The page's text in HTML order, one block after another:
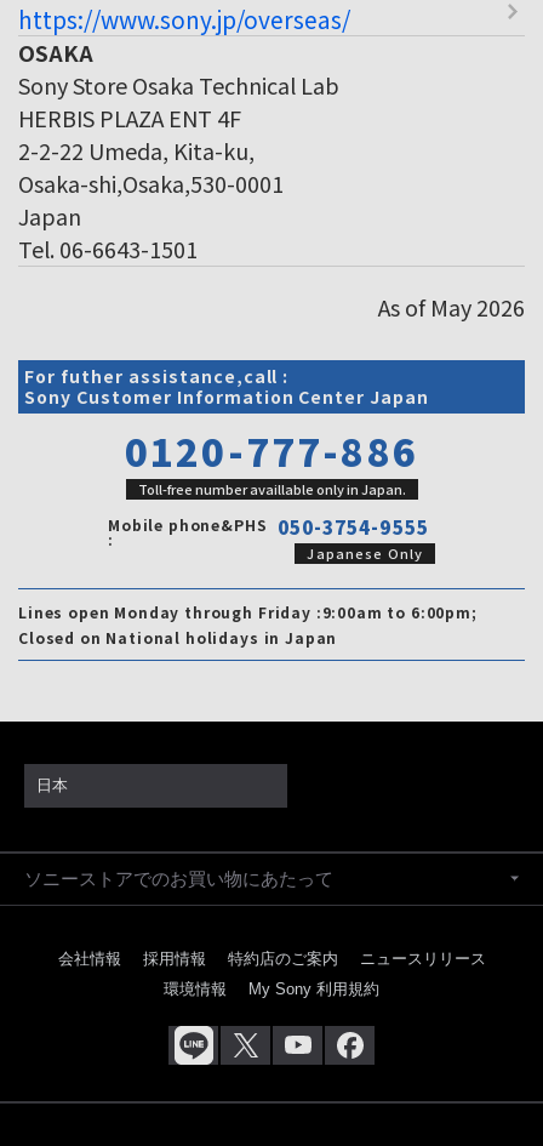
https://www.sony.jp/overseas/
OSAKA
Sony Store Osaka Technical Lab
HERBIS PLAZA ENT 4F
2-2-22 Umeda, Kita-ku,
Osaka-shi,Osaka,530-0001
Japan
Tel. 06-6643-1501
As of May 2026
For futher assistance,call :
Sony Customer Information Center Japan
0120-777-886
Toll-free number availlable only in Japan.
Mobile phone&PHS
: 050-3754-9555
Japanese Only
Lines open Monday through Friday :9:00am to 6:00pm;
Closed on National holidays in Japan
日本
ソニーストアでのお買い物にあたって
会社情報 採用情報 特約店のご案内
ニュースリリース
環境情報
My Sony 利用規約